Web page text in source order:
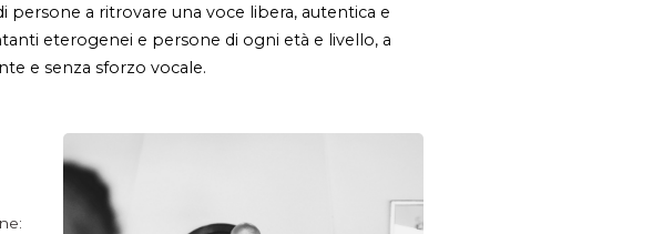
persone a ritrovare una voce libera, autentica e
eterogenei e persone di ogni età e livello, a
e senza sforzo vocale.